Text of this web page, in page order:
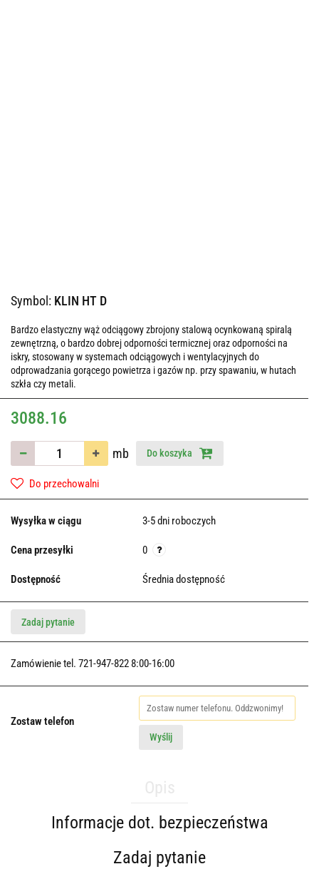
Symbol: KLIN HT D
Bardzo elastyczny wąż odciągowy zbrojony stalową ocynkowaną spiralą
zewnętrzną, o bardzo dobrej odporności termicznej oraz odporności na
iskry, stosowany w systemach odciągowych i wentylacyjnych do
odprowadzania gorącego powietrza i gazów np. przy spawaniu, w hutach
szkła czy metali.
3088.16
mb Do koszyka
Do przechowalni
Wysyłka w ciągu 3-5 dni roboczych
Cena przesyłki 0
Dostępność Średnia dostępność
Zadaj pytanie
Zamówienie tel. 721-947-822 8:00-16:00
Zostaw telefon
Wyślij
Informacje dot. bezpieczeństwa
Zadaj pytanie